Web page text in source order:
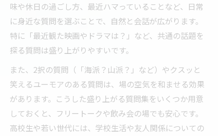
味や休日の過ごし方、最近ハマっていることなど、日常
に身近な質問を選ぶことで、自然と会話が広がります。
特に「最近観た映画やドラマは？」など、共通の話題を
探る質問は盛り上がりやすいです。
また、2択の質問（「海派？山派？」など）やクスッと
笑えるユーモアのある質問は、場の空気を和ませる効果
があります。こうした盛り上がる質問集をいくつか用意
しておくと、フリートークや飲み会の場でも安心です。
高校生や若い世代には、学校生活や友人関係についての